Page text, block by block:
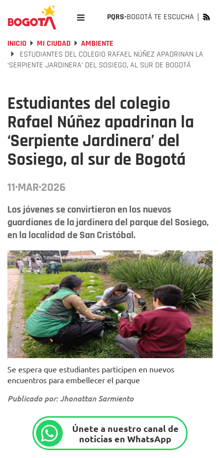
PQRS-BOGOTÁ TE ESCUCHA
INICIO MI CIUDAD
AMBIENTE
ESTUDIANTES DEL COLEGIO RAFAEL NÚÑEZ APADRINAN LA
‘SERPIENTE JARDINERA’ DEL SOSIEGO, AL SUR DE BOGOTÁ
Estudiantes del colegio
Rafael Núñez apadrinan la
‘Serpiente Jardinera’ del
Sosiego, al sur de Bogotá
11·MAR·2026
Los jóvenes se convirtieron en los nuevos
guardianes de la jardinera del parque del Sosiego,
en la localidad de San Cristóbal.
Foto: Jardín Botánico de Bogotá (JBB).
Se espera que estudiantes participen en nuevos
encuentros para embellecer el parque
Publicado por: Jhonattan Sarmiento
Únete a nuestro canal de
noticias en WhatsApp